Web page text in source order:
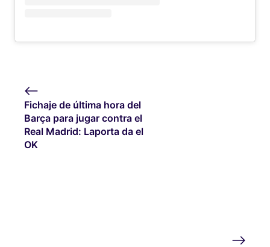
Fichaje de última hora del
Barça para jugar contra el
Real Madrid: Laporta da el
OK